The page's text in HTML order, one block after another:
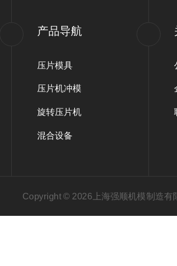
产品导航
压片模具
压片机冲模
旋转压片机
混合设备
Copyright © 2026上海强顺机模制造